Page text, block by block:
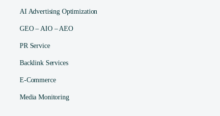
AI Advertising Optimization
GEO – AIO – AEO
PR Service
Backlink Services
E-Commerce
Media Monitoring